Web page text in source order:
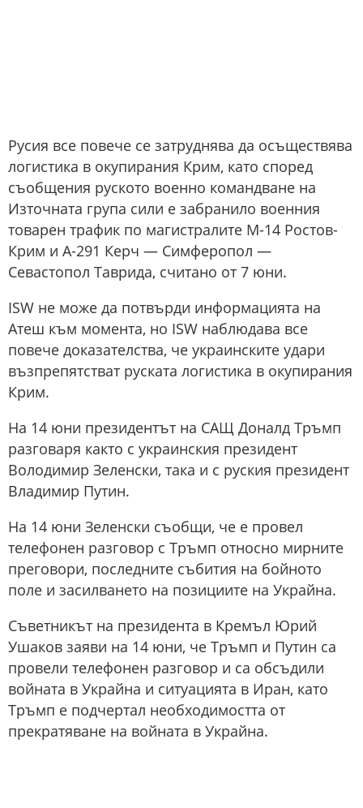
Русия все повече се затруднява да осъществява
логистика в окупирания Крим, като според
съобщения руското военно командване на
Източната група сили е забранило военния
товарен трафик по магистралите М-14 Ростов-
Крим и А-291 Керч — Симферопол —
Севастопол Таврида, считано от 7 юни.
ISW не може да потвърди информацията на
Атеш към момента, но ISW наблюдава все
повече доказателства, че украинските удари
възпрепятстват руската логистика в окупирания
Крим.
На 14 юни президентът на САЩ Доналд Тръмп
разговаря както с украинския президент
Володимир Зеленски, така и с руския президент
Владимир Путин.
На 14 юни Зеленски съобщи, че е провел
телефонен разговор с Тръмп относно мирните
преговори, последните събития на бойното
поле и засилването на позициите на Украйна.
Съветникът на президента в Кремъл Юрий
Ушаков заяви на 14 юни, че Тръмп и Путин са
провели телефонен разговор и са обсъдили
войната в Украйна и ситуацията в Иран, като
Тръмп е подчертал необходимостта от
прекратяване на войната в Украйна.